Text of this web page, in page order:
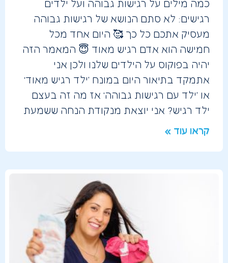
כמה מילים על רגישות גבוהה ועל ילדים
רגישים: לא סתם הנושא של רגישות גבוהה
מעסיק אתכם כל כך 🥰 היום אחד מכל
חמישה הוא אדם רגיש מאוד 😇 המאמר הזה
יהיה בפוקוס על הילדים שלנו ולכן אני
אתמקד בתיאור היום במונח ‘ילד רגיש מאוד’
או ‘ילד עם רגישות גבוהה’ אז מה זה בעצם
ילד רגיש? אני יוצאת מנקודת הנחה ששמעת
קראו עוד »